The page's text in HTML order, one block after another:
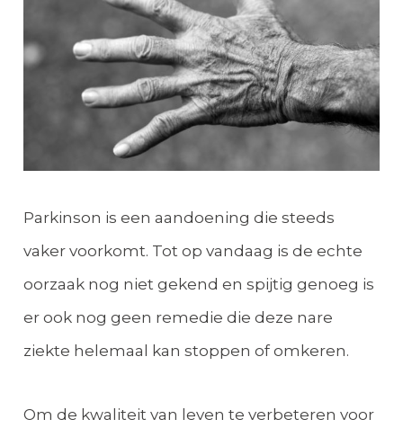
Parkinson is een aandoening die steeds
vaker voorkomt. Tot op vandaag is de echte
oorzaak nog niet gekend en spijtig genoeg is
er ook nog geen remedie die deze nare
ziekte helemaal kan stoppen of omkeren.
Om de kwaliteit van leven te verbeteren voor